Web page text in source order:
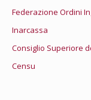
Federazione Ordini
Inarcassa
Consiglio Superiore
Censu